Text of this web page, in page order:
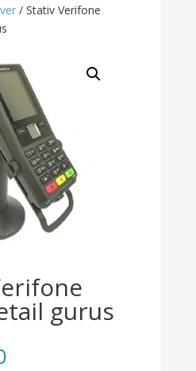
/ Stativ Verifone
gurus